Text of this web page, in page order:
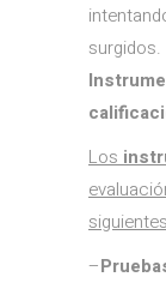
surgidos.
Los
–